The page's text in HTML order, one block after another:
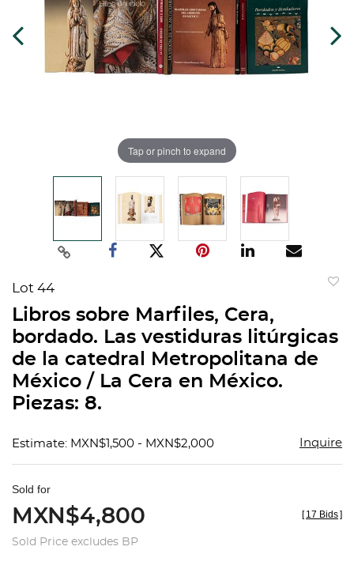
Tap or pinch to expand
Lot 44
Libros sobre Marfiles, Cera,
bordado. Las vestiduras litúrgicas
de la catedral Metropolitana de
México / La Cera en México.
Piezas: 8.
Estimate: MXN$1,500 - MXN$2,000 Inquire
Sold for
MXN$4,800
Sold Price excludes BP
[ 17 Bids]